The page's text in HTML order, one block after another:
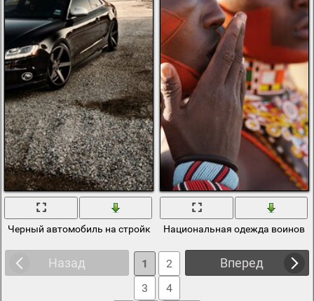
Черный автомобиль на стройке бетонных блоков
Национальная одежда воинов
Назад Вперед
1
2
3
4